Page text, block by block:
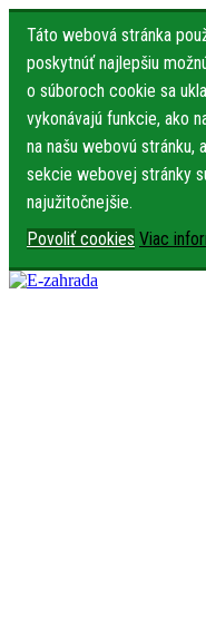
Táto webová stránka
poskytnúť najlepšiu
o súboroch cookie sa
vykonávajú funkcie, ako
na našu webovú
sekcie webovej stránky
najužitočnejšie.
Povoliť cookies Viac